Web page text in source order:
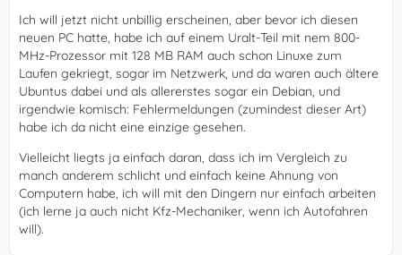
Ich will jetzt nicht unbillig erscheinen, aber bevor ich diesen
neuen PC hatte, habe ich auf einem Uralt-Teil mit nem 800-
MHz-Prozessor mit 128 MB RAM auch schon Linuxe zum
Laufen gekriegt, sogar im Netzwerk, und da waren auch ältere
Ubuntus dabei und als allererstes sogar ein Debian, und
irgendwie komisch: Fehlermeldungen (zumindest dieser Art)
habe ich da nicht eine einzige gesehen.
Vielleicht liegts ja einfach daran, dass ich im Vergleich zu
manch anderem schlicht und einfach keine Ahnung von
Computern habe, ich will mit den Dingern nur einfach arbeiten
(ich lerne ja auch nicht Kfz-Mechaniker, wenn ich Autofahren
will).